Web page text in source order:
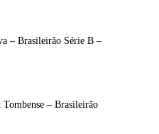
– Brasileirão Série B –
– Brasileirão